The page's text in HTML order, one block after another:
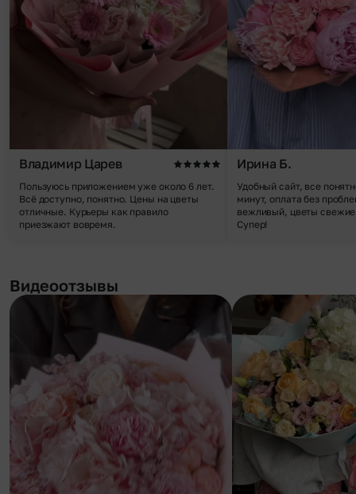
Владимир Царев
Пользуюсь приложением уже около 6 лет.
Всё доступно, понятно. Цены на цветы
отличные. Курьеры как правило
приезжают вовремя.
Ирина Б.
Удобный сайт, все
минут, оплата без
вежливый, цветы
Супер!
Видеоотзывы